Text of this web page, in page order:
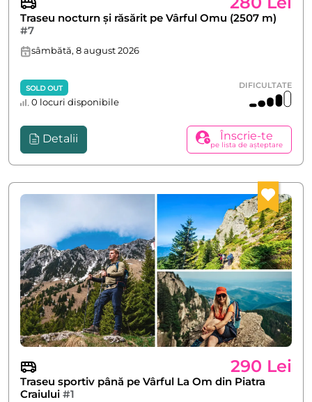
Traseu nocturn și răsărit pe Vârful Omu (2507 m)
#7
sâmbătă, 8 august 2026
SOLD OUT
0 locuri disponibile
DIFICULTATE
Detalii Înscrie-te
pe lista de așteptare
290 Lei
Traseu sportiv până pe Vârful La Om din Piatra
Craiului #1